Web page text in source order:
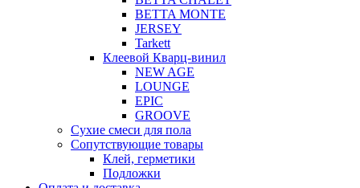
BETTA MONTE
JERSEY
Tarkett
Клеевой Кварц-винил
NEW AGE
LOUNGE
EPIC
GROOVE
Сухие смеси для пола
Сопутствующие товары
Клей, герметики
Подложки